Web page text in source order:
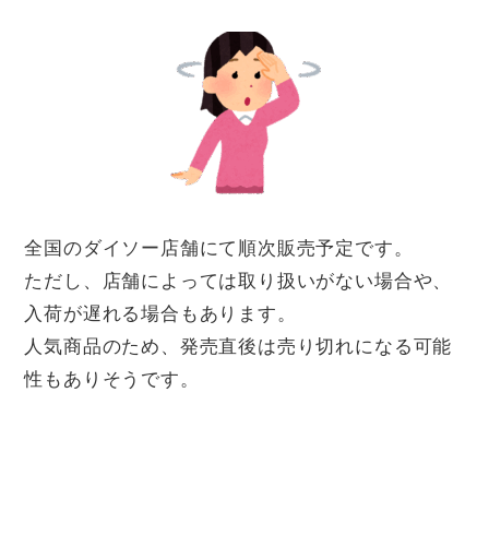
全国のダイソー店舗にて順次販売予定です。
ただし、店舗によっては取り扱いがない場合や、
入荷が遅れる場合もあります。
人気商品のため、発売直後は売り切れになる可能
性もありそうです。